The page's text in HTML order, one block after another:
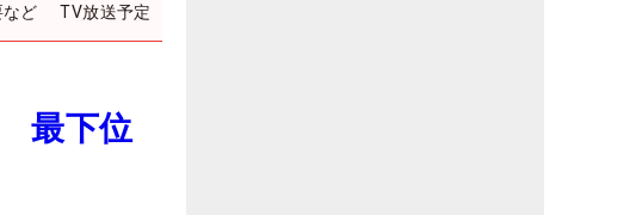
ど TV放送予定
最下位